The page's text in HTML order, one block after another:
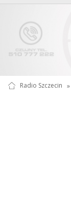
Radio Szczecin »